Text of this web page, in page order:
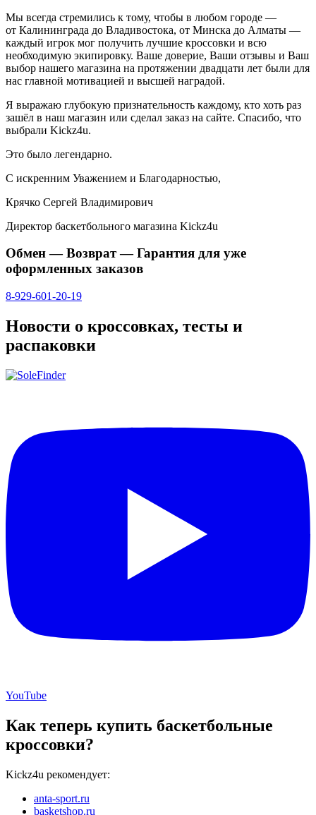
Мы всегда стремились к тому, чтобы в любом городе —
от Калининграда до Владивостока, от Минска до Алматы —
каждый игрок мог получить лучшие кроссовки и всю
необходимую экипировку. Ваше доверие, Ваши отзывы и Ваш
выбор нашего магазина на протяжении двадцати лет были для
нас главной мотивацией и высшей наградой.
Я выражаю глубокую признательность каждому, кто хоть раз
зашёл в наш магазин или сделал заказ на сайте. Спасибо, что
выбрали Kickz4u.
Это было легендарно.
С искренним Уважением и Благодарностью,
Крячко Сергей Владимирович
Директор баскетбольного магазина Kickz4u
Обмен — Возврат — Гарантия для уже
оформленных заказов
8-929-601-20-19
Новости о кроссовках, тесты и
распаковки
YouTube
Как теперь купить баскетбольные
кроссовки?
Kickz4u рекомендует:
anta-sport.ru
basketshop.ru